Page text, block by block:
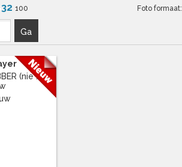
32 100 Foto formaat:
Ga
(nie ...